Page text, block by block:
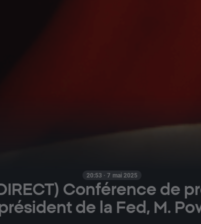
20:53 · 7 mai 2025
Conférence de
de la Fed, M.